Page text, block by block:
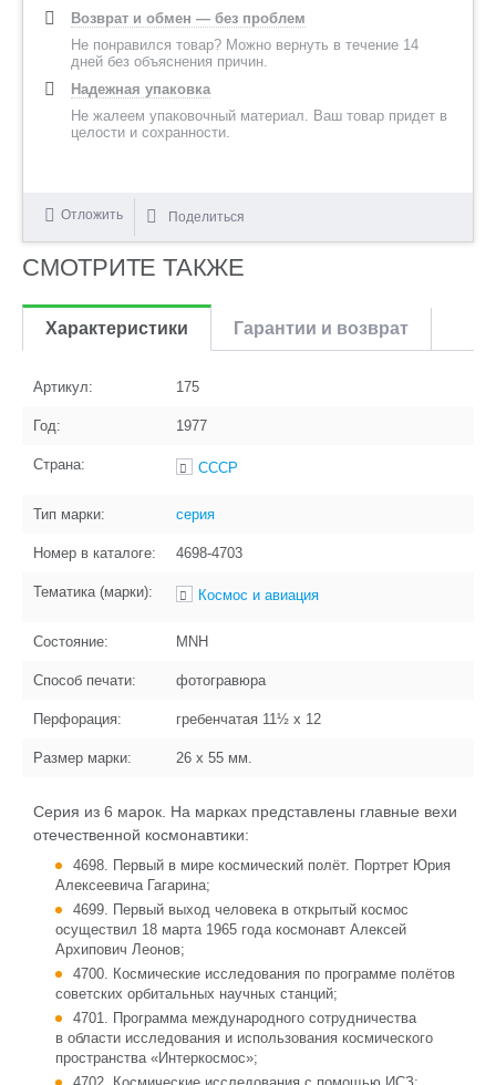
Возврат и обмен — без проблем
Не понравился товар? Можно вернуть в течение 14
дней без объяснения причин.
Надежная упаковка
Не жалеем упаковочный материал. Ваш товар придет в
целости и сохранности.
Отложить Поделиться
СМОТРИТЕ ТАКЖЕ
Характеристики Гарантии и возврат
Артикул: 175
Год: 1977
Страна: СССР
Тип марки: серия
Номер в каталоге: 4698-4703
Тематика (марки): Космос и авиация
Состояние: MNH
Способ печати: фотогравюра
Перфорация: гребенчатая 11½ x 12
Размер марки: 26 x 55 мм.
Серия из 6 марок. На марках представлены главные вехи
отечественной космонавтики:
4698. Первый в мире космический полёт. Портрет Юрия
Алексеевича Гагарина;
4699. Первый выход человека в открытый космос
осуществил 18 марта 1965 года космонавт Алексей
Архипович Леонов;
4700. Космические исследования по программе полётов
советских орбитальных научных станций;
4701. Программа международного сотрудничества
в области исследования и использования космического
пространства «Интеркосмос»;